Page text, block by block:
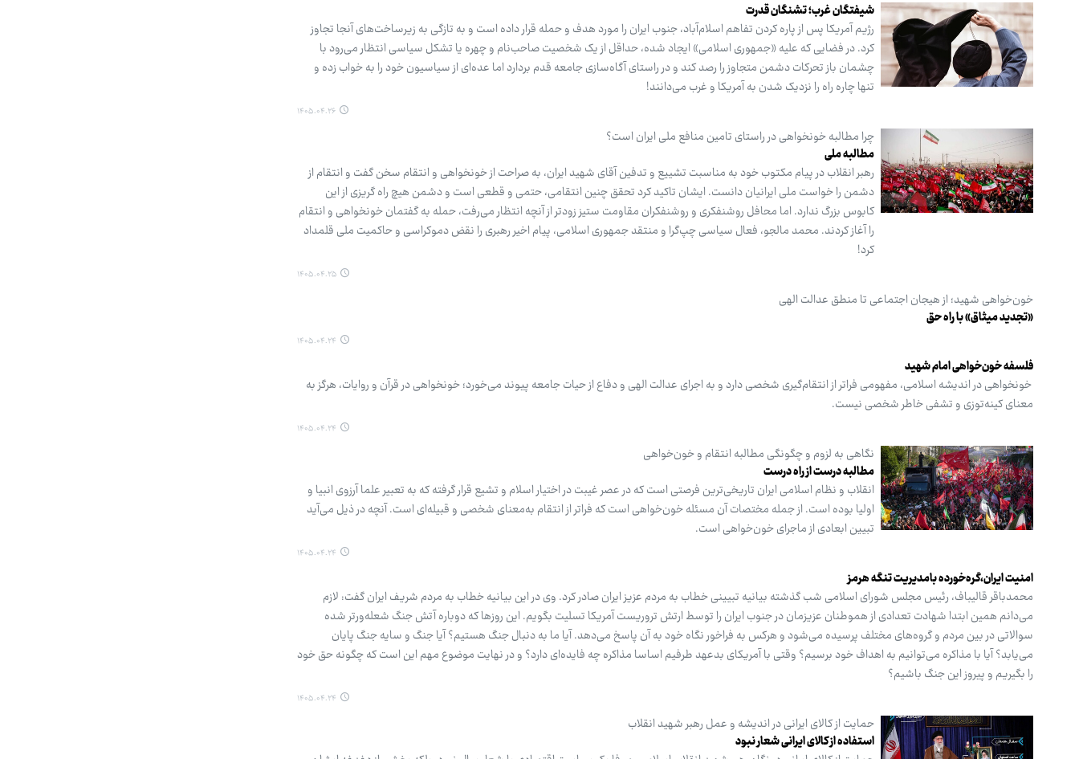
شیفتگان غرب؛ تشنگان قدرت
رژیم آمریکا پس از پاره کردن تفاهم اسلام‌آباد، جنوب ایران را مورد هدف و حمله قرار داده است و به تازگی به زیرساخت‌های آنجا تجاوز
کرد. در فضایی که علیه «جمهوری اسلامی» ایجاد شده، حداقل از یک شخصیت صاحب‌نام و چهره یا تشکل سیاسی انتظار می‌رود با
چشمان باز تحرکات دشمن متجاوز را رصد کند و در راستای آگاه‌سازی جامعه قدم بردارد اما عده‌ای از سیاسیون خود را به خواب زده و
تنها چاره راه را نزدیک شدن به آمریکا و غرب می‌دانند!
۱۴۰۵.۰۴.۲۶
چرا مطالبه خونخواهی در راستای تامین منافع ملی ایران است؟
مطالبه ملی
رهبر انقلاب در پیام مکتوب خود به مناسبت تشییع و تدفین آقای شهید ایران، به صراحت از خونخواهی و انتقام سخن گفت و انتقام از
دشمن را خواست ملی ایرانیان دانست. ایشان تاکید کرد تحقق چنین انتقامی، حتمی و قطعی است و دشمن هیچ راه گریزی از این
کابوس بزرگ ندارد. اما محافل روشنفکری و روشنفکران مقاومت ستیز زودتر از آنچه انتظار می‌رفت، حمله به گفتمان خونخواهی و انتقام
را آغاز کردند. محمد مالجو، فعال سیاسی چپ‌گرا و منتقد جمهوری اسلامی، پیام اخیر رهبری را نقض دموکراسی و حاکمیت ملی قلمداد
کرد!
۱۴۰۵.۰۴.۲۵
خون‌خواهی شهید؛ از هیجان اجتماعی تا منطق عدالت الهی
«تجدید میثاق» با راه حق
۱۴۰۵.۰۴.۲۴
فلسفه خون‌خواهی امام شهید
خونخواهی در اندیشه اسلامی، مفهومی فراتر از انتقام‌گیری شخصی دارد و به اجرای عدالت الهی و دفاع از حیات جامعه پیوند می‌خورد؛ خونخواهی در قرآن و روایات، هرگز به
معنای کینه‌توزی و تشفی خاطر شخصی نیست.
۱۴۰۵.۰۴.۲۴
نگاهی به لزوم و چگونگی مطالبه انتقام و خون‌خواهی
مطالبه درست از راه درست
انقلاب و نظام اسلامی ایران تاریخی‌ترین فرصتی است که در عصر غیبت در اختیار اسلام و تشیع قرار گرفته که به تعبیر علما آرزوی انبیا و
اولیا بوده است. از جمله مختصات آن مسئله خون‌خواهی است که فراتر از انتقام به‌معنای شخصی و قبیله‌ای است. آنچه در ذیل می‌آید
تبیین ابعادی از ماجرای خون‌خواهی است.
۱۴۰۵.۰۴.۲۴
امنیت ایران،گره‌خورده بامدیریت تنگه هرمز
محمدباقر قالیباف، رئیس مجلس شورای اسلامی شب گذشته بیانیه تبیینی خطاب به مردم عزیز ایران صادر کرد. وی در این بیانیه خطاب به مردم شریف ایران گفت: لازم
می‌دانم همین ابتدا شهادت تعدادی از هموطنان عزیزمان در جنوب ایران را توسط ارتش تروریست آمریکا تسلیت بگویم. این روزها که دوباره آتش جنگ شعله‌ورتر شده
سوالاتی در بین مردم و گروه‌های مختلف پرسیده می‌شود و هرکس به فراخور نگاه خود به آن پاسخ می‌دهد. آیا ما به دنبال جنگ هستیم؟ آیا جنگ و سایه جنگ پایان
می‌یابد؟ آیا با مذاکره می‌توانیم به اهداف خود برسیم؟ وقتی با آمریکای بدعهد طرفیم اساسا مذاکره چه فایده‌ای دارد؟ و در نهایت موضوع مهم این است که چگونه حق خود
را بگیریم و پیروز این جنگ باشیم؟
۱۴۰۵.۰۴.۲۴
حمایت از کالای ایرانی در اندیشه و عمل رهبر شهید انقلاب
استفاده از کالای ایرانی شعار نبود